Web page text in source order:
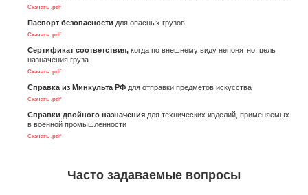
Скачать .pdf
Паспорт безопасности для опасных грузов
Скачать .pdf
Сертификат соответствия, когда по внешнему виду непонятно, цель
назначения груза
Скачать .pdf
Справка из Минкульта РФ для отправки предметов искусства
Скачать .pdf
Справки двойного назначения для технических изделий, применяемых
в военной промышленности
Скачать .pdf
Часто задаваемые вопросы